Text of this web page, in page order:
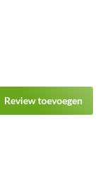
Review toevoegen